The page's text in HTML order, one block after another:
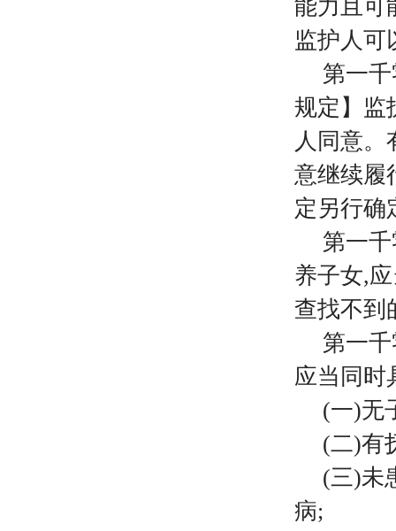
能力且可
监护人可
第一
规定】监
人同意。
意继续履
定另行确
第一
养子女,
查找不到
第一
应当同时
(一)无
(二)有
(三)未
病;